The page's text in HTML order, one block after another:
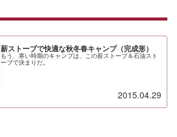
薪ストーブで快適な秋冬春キャンプ（完成形）
もう、寒い時期のキャンプは、この薪ストーブ＆石油スト
ーブで決まりだ。
2015.04.29